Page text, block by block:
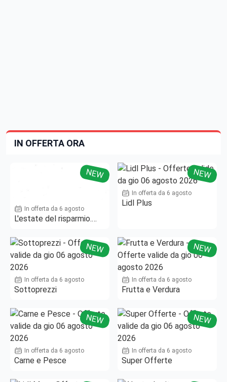
IN OFFERTA ORA
NEW
In offerta da 6 agosto
L'estate del risparmio.
NEW
In offerta da 6 agosto
Lidl Plus
NEW
In offerta da 6 agosto
Sottoprezzi
NEW
In offerta da 6 agosto
Frutta e Verdura
NEW
In offerta da 6 agosto
Carne e Pesce
NEW
In offerta da 6 agosto
Super Offerte